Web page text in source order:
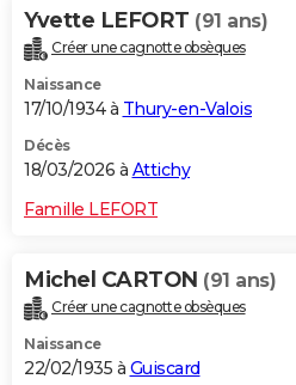
Yvette LEFORT (91 ans)
Créer une cagnotte obsèques
Naissance
17/10/1934 à Thury-en-Valois
Décès
18/03/2026 à Attichy
Famille LEFORT
Michel CARTON (91 ans)
Créer une cagnotte obsèques
Naissance
22/02/1935 à Guiscard